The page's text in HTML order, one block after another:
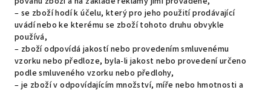
– se zboží hodí k účelu, který pro jeho použití prodávající
uvádí nebo ke kterému se zboží tohoto druhu obvykle
používá,
– zboží odpovídá jakostí nebo provedením smluvenému
vzorku nebo předloze, byla-li jakost nebo provedení určeno
podle smluveného vzorku nebo předlohy,
– je zboží v odpovídajícím množství, míře nebo hmotnosti a